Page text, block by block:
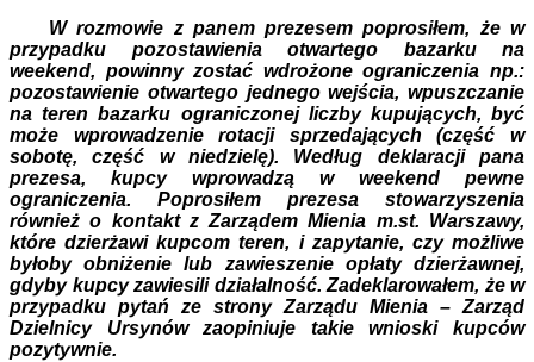
W rozmowie z panem prezesem poprosiłem, że w
przypadku pozostawienia otwartego bazarku na
weekend, powinny zostać wdrożone ograniczenia np.:
pozostawienie otwartego jednego wejścia, wpuszczanie
na teren bazarku ograniczonej liczby kupujących, być
może wprowadzenie rotacji sprzedających (część w
sobotę, część w niedzielę). Według deklaracji pana
prezesa, kupcy wprowadzą w weekend pewne
ograniczenia. Poprosiłem prezesa stowarzyszenia
również o kontakt z Zarządem Mienia m.st. Warszawy,
które dzierżawi kupcom teren, i zapytanie, czy możliwe
byłoby obniżenie lub zawieszenie opłaty dzierżawnej,
gdyby kupcy zawiesili działalność. Zadeklarowałem, że w
przypadku pytań ze strony Zarządu Mienia – Zarząd
Dzielnicy Ursynów zaopiniuje takie wnioski kupców
pozytywnie.